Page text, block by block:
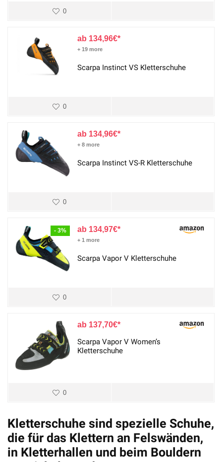
0
134,96€
+ 19 more
Scarpa Instinct VS Kletterschuhe
0
134,96€
+ 8 more
Scarpa Instinct VS-R Kletterschuhe
0
- 3% 134,97€
+ 1 more
Scarpa Vapor V Kletterschuhe
0
137,70€
Scarpa Vapor V Women’s
Kletterschuhe
0
Kletterschuhe sind spezielle Schuhe,
die für das Klettern an Felswänden,
in Kletterhallen und beim Bouldern